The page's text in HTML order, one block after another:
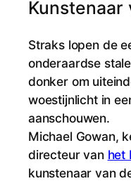
Straks lopen de
onderaardse
donker om
woestijnlicht in
aanschouwen.
Michael Gowan,
directeur van het
kunstenaar van